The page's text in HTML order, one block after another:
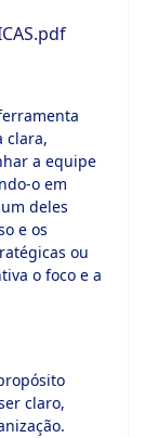
clara,
a equipe
o em
deles
e os
ou
o foco e a
claro,